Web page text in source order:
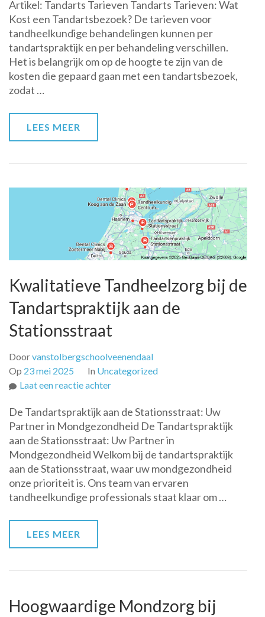
wat
u
moet
weten
over
tandarts
tandheelkundige
zorg
Artikel: Tandarts Tarieven Tandarts Tarieven: Wat
Kost een Tandartsbezoek? De tarieven voor
tandheelkundige behandelingen kunnen per
tandartspraktijk en per behandeling verschillen.
Het is belangrijk om op de hoogte te zijn van de
kosten die gepaard gaan met een tandartsbezoek,
zodat …
LEES MEER
Kwalitatieve Tandheelzorg bij de
Tandartspraktijk aan de
Stationsstraat
Doorvanstolbergschoolveenendaal
Op 23 mei 2025 In Uncategorized
Laat een reactie achterop
Tandheelzorg
bij
de
Tandartspraktijk
aan
de
Stationsstraat
De Tandartspraktijk aan de Stationsstraat: Uw
Partner in Mondgezondheid De Tandartspraktijk
aan de Stationsstraat: Uw Partner in
Mondgezondheid Welkom bij de tandartspraktijk
aan de Stationsstraat, waar uw mondgezondheid
onze prioriteit is. Ons team van ervaren
tandheelkundige professionals staat klaar om …
LEES MEER
Hoogwaardige Mondzorg bij